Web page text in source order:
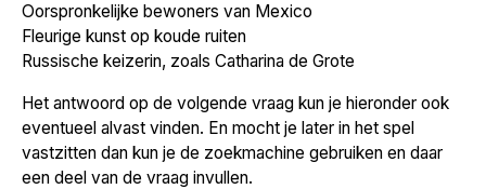
Oorspronkelijke bewoners van Mexico
Fleurige kunst op koude ruiten
Russische keizerin, zoals Catharina de Grote
Het antwoord op de volgende vraag kun je hieronder ook
eventueel alvast vinden. En mocht je later in het spel
vastzitten dan kun je de zoekmachine gebruiken en daar
een deel van de vraag invullen.